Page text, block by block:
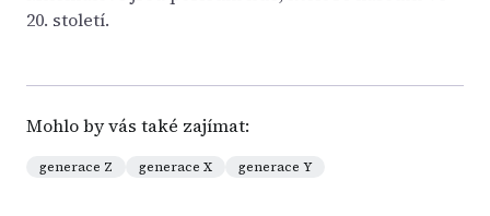
20. století.
Mohlo by vás také zajímat:
generace Z generace X generace Y